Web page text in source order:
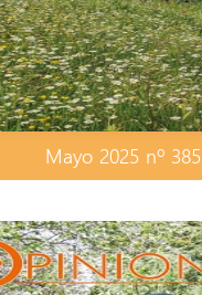
Mayo 2025 nº 385